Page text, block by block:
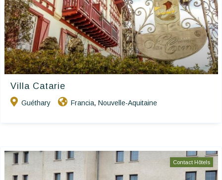
Villa Catarie
Guéthary Francia, Nouvelle-Aquitaine
Contact Hôtels